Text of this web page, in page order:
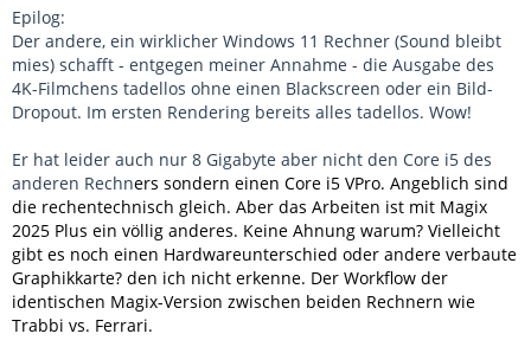
Epilog:
Der andere, ein wirklicher Windows 11 Rechner (Sound bleibt
mies) schafft - entgegen meiner Annahme - die Ausgabe des
4K-Filmchens tadellos ohne einen Blackscreen oder ein Bild-
Dropout. Im ersten Rendering bereits alles tadellos. Wow!
Er hat leider auch nur 8 Gigabyte aber nicht den Core i5 des
anderen Rechners sondern einen Core i5 VPro. Angeblich sind
die rechentechnisch gleich. Aber das Arbeiten ist mit Magix
2025 Plus ein völlig anderes. Keine Ahnung warum? Vielleicht
gibt es noch einen Hardwareunterschied oder andere verbaute
Graphikkarte? den ich nicht erkenne. Der Workflow der
identischen Magix-Version zwischen beiden Rechnern wie
Trabbi vs. Ferrari.